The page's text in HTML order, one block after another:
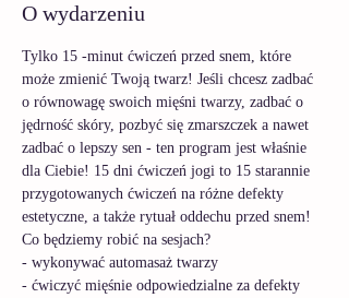
O wydarzeniu
Tylko 15 -minut ćwiczeń przed snem, które
może zmienić Twoją twarz! Jeśli chcesz zadbać
o równowagę swoich mięśni twarzy, zadbać o
jędrność skóry, pozbyć się zmarszczek a nawet
zadbać o lepszy sen - ten program jest właśnie
dla Ciebie! 15 dni ćwiczeń jogi to 15 starannie
przygotowanych ćwiczeń na różne defekty
estetyczne, a także rytuał oddechu przed snem!
Co będziemy robić na sesjach?
- wykonywać automasaż twarzy
- ćwiczyć mięśnie odpowiedzialne za defekty